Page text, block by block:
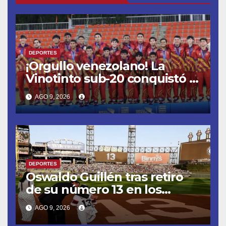
DEPORTES
¡Orgullo venezolano! La
Vinotinto sub-20 conquistó el
oro en los Juegos
Centroamericanos y del
Caribe tras unos dramáticos
penales
AGO 9, 2026
DEPORTES
Oswaldo Guillén tras retiro
de su número 13 en los
Medias Blancas: «Cumplí mis
sueños»
AGO 9, 2026